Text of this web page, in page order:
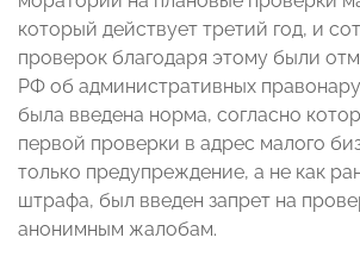
который действует третий год, и
проверок благодаря этому были
РФ об административных
была введена норма, согласно
первой проверки в адрес малого
только предупреждение, а не как
штрафа, был введен запрет на
анонимным жалобам.